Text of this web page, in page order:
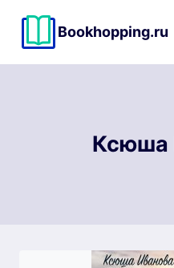
содержимому
Bookhopping.ru
Ксюша